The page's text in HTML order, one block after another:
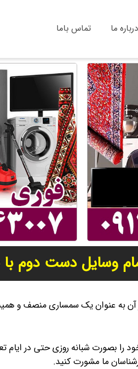
درباره ما تماس باما
وسایل دست دوم با
آن به عنوان یک سمساری منصف و
بصورت شبانه روزی حتی در ایام
ما مشورت کنید.